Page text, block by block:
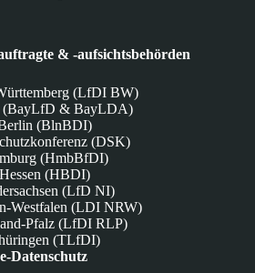
& -aufsichtsbehörden
(LfDI BW)
(BayLfD & BayLDA)
(BlnBDI)
(DSK)
(HmbBfDI)
Hessen (HBDI)
(LfD NI)
Westfalen (LDI NRW)
Pfalz (LfDI RLP)
(TLfDI)
Datenschutz